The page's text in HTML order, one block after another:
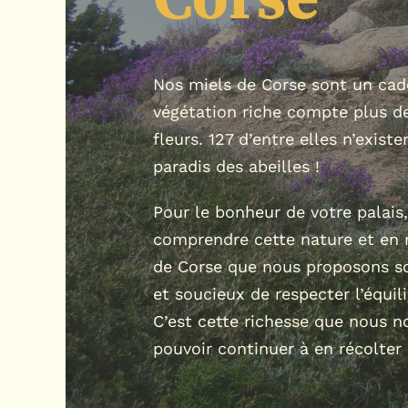
Nos miels de Corse sont un
végétation riche compte plus
fleurs. 127 d’entre elles
paradis des abeilles !
Pour le bonheur de votre
comprendre cette nature et en
de Corse que nous proposons
et soucieux de respecter
C’est cette richesse que nous
pouvoir continuer à en récolter